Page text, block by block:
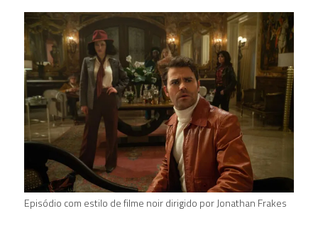
Episódio com estilo de filme noir dirigido por Jonathan Frakes